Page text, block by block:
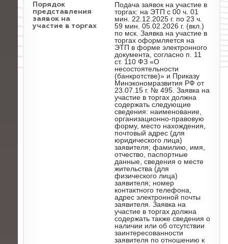
Порядок
представления
заявок на
участие в торгах
Подача заявок на участие в
торгах: на ЭТП с 00 ч. 01
мин. 22.12.2025 г. по 23 ч.
59 мин. 05.02.2026 г. (вкл.)
по мск. Заявка на участие в
торгах оформляется на
ЭТП в форме электронного
документа, согласно п. 11
ст. 110 ФЗ «О
несостоятельности
(банкротстве)» и Приказу
Минэкономразвития РФ от
23.07.15 г. № 495. Заявка на
участие в торгах должна
содержать следующие
сведения: наименование,
организационно-правовую
форму, место нахождения,
почтовый адрес (для
юридического лица)
заявителя; фамилию, имя,
отчество, паспортные
данные, сведения о месте
жительства (для
физического лица)
заявителя; номер
контактного телефона,
адрес электронной почты
заявителя. Заявка на
участие в торгах должна
содержать также сведения о
наличии или об отсутствии
заинтересованности
заявителя по отношению к